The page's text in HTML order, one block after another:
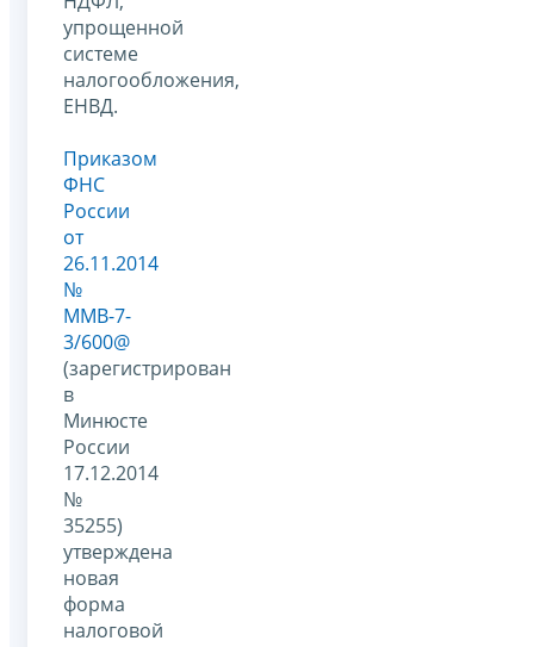
упрощенной
системе
налогообложения,
ЕНВД.
Приказом
ФНС
России
от
26.11.2014
№
ММВ-7-
3/600@
(зарегистрирован
в
Минюсте
России
17.12.2014
№
35255)
утверждена
новая
форма
налоговой